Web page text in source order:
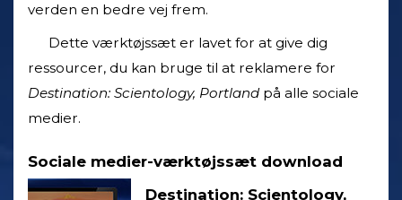
verden en bedre vej frem.
Dette værktøjssæt er lavet for at give dig
ressourcer, du kan bruge til at reklamere for
Destination: Scientology, Portlandpå alle sociale
medier.
Sociale medier-værktøjssæt download
Destination: Scientology,